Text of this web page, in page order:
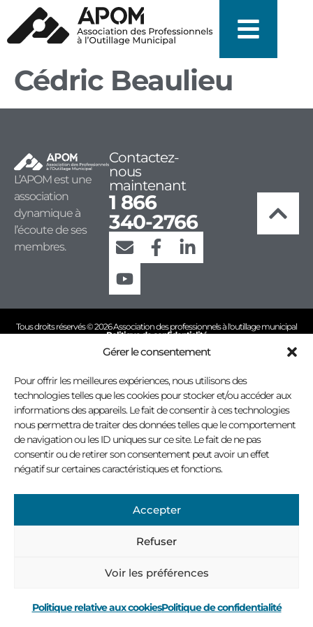
Gérer le consentement
Pour offrir les meilleures expériences, nous utilisons des
technologies telles que les cookies pour stocker et/ou accéder aux
informations des appareils. Le fait de consentir à ces technologies
nous permettra de traiter des données telles que le comportement
de navigation ou les ID uniques sur ce site. Le fait de ne pas
consentir ou de retirer son consentement peut avoir un effet
négatif sur certaines caractéristiques et fonctions.
Accepter
Refuser
Voir les préférences
Politique relative aux cookiesPolitique de confidentialité
Cédric Beaulieu
L’APOM est une
association
dynamique à
l’écoute de ses
membres.
Contactez-
nous
maintenant
1 866
340-2766
Tous droits réservés © 2026 Association des professionnels à l'outillage municipal
Politique de confidentialité